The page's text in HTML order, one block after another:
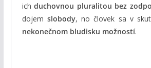
ichduchovnou pluralitou bez
dojem slobody, no človek sa v
nekonečnom bludisku možností.